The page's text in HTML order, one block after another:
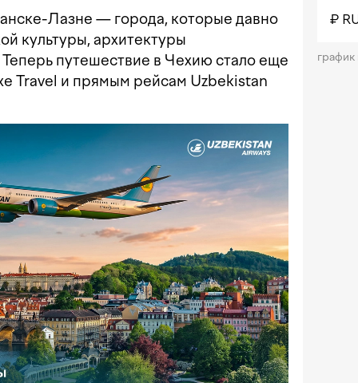
Лазне — города, которые давно
культуры, архитектуры
путешествие в Чехию стало еще
Travel и прямым рейсам Uzbekistan
₽
график